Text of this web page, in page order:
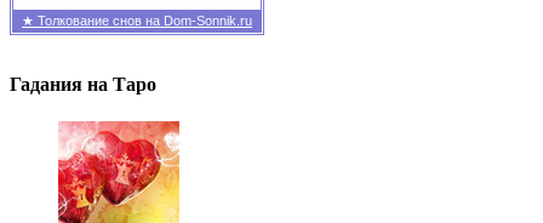
★ Толкование снов на Dom-Sonnik.ru
Гадания на Таро